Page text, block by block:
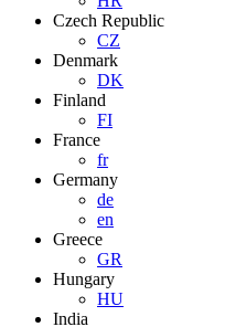
Czech Republic
CZ
Denmark
DK
Finland
FI
France
fr
Germany
de
en
Greece
GR
Hungary
HU
India